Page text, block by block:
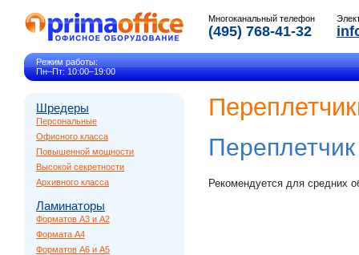
Многоканальный телефон
(495) 768-41-32
Режим работы:
Пн–Пт: 10:00–19:00
Шредеры
Персональные
Офисного класса
Повышенной мощности
Высокой секретности
Архивного класса
Ламинаторы
Форматов A3 и A2
Формата A4
Форматов A6 и A5
Рекомендуется для средних